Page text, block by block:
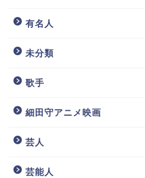
有名人
未分類
歌手
細田守アニメ映画
芸人
芸能人